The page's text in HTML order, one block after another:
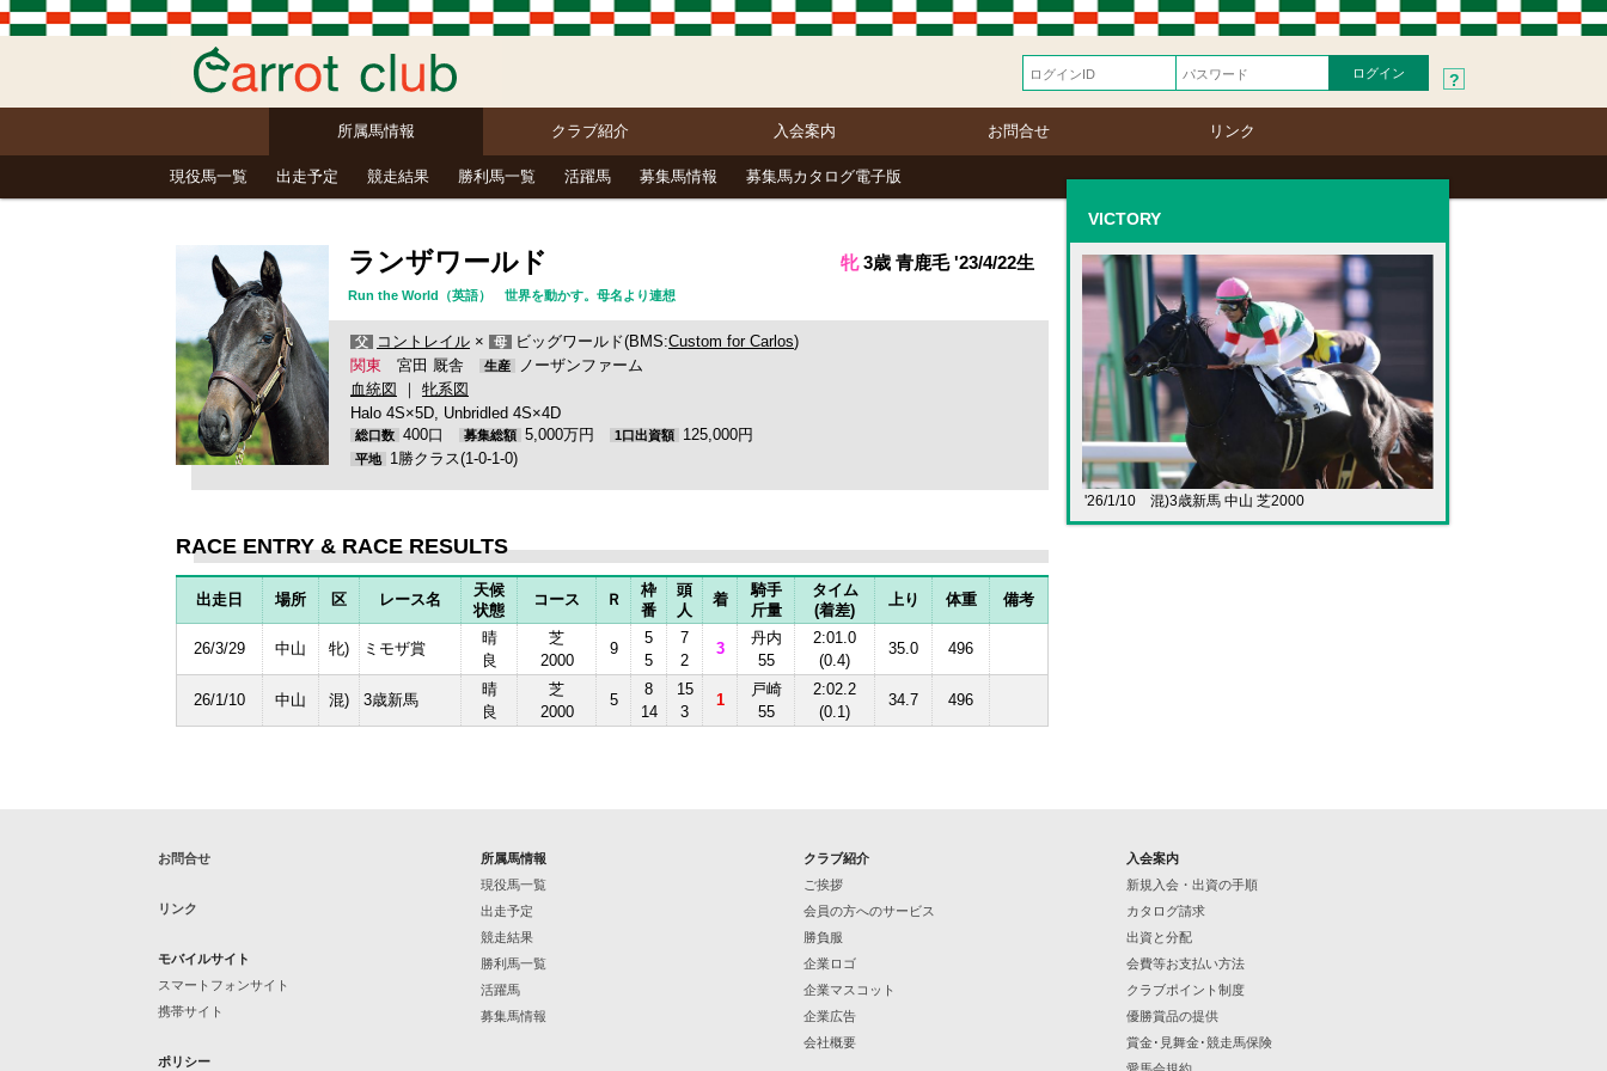
?
所属馬情報 クラブ紹介 入会案内 お問合せ リンク
現役馬一覧 出走予定 競走結果 勝利馬一覧 活躍馬 募集馬情報 募集馬カタログ電子版
ランザワールド 牝3歳 青鹿毛 '23/4/22生
Run the World（英語） 世界を動かす。母名より連想
父 コントレイル × 母 ビッグワールド(BMS:Custom for Carlos)
関東 宮田 厩舎 生産
ノーザンファーム
血統図
｜ 牝系図
Halo 4S×5D, Unbridled 4S×4D
総口数 400口 募集総額 5,000万円 1口出資額 125,000円
平地 1勝クラス(1-0-1-0)
RACE ENTRY & RACE RESULTS
出走日 場所 区 レース名
天候
状態
コース Ｒ
枠
番
頭
人
着
騎手
斤量
タイム
(着差)
上り 体重 備考
26/3/29 中山 牝) ミモザ賞
晴
良
芝
2000
9
5
5
7
2
3
丹内
55
2:01.0
(0.4)
35.0 496
26/1/10 中山 混) 3歳新馬
晴
良
芝
2000
5
8
14
15
3
1
戸崎
55
2:02.2
(0.1)
34.7 496
VICTORY
'26/1/10 混)3歳新馬 中山 芝2000
お問合せ
リンク
モバイルサイト
スマートフォンサイト
携帯サイト
ポリシー
所属馬情報
現役馬一覧
出走予定
競走結果
勝利馬一覧
活躍馬
募集馬情報
クラブ紹介
ご挨拶
会員の方へのサービス
勝負服
企業ロゴ
企業マスコット
企業広告
会社概要
入会案内
新規入会・出資の手順
カタログ請求
出資と分配
会費等お支払い方法
クラブポイント制度
優勝賞品の提供
賞金･見舞金･競走馬保険